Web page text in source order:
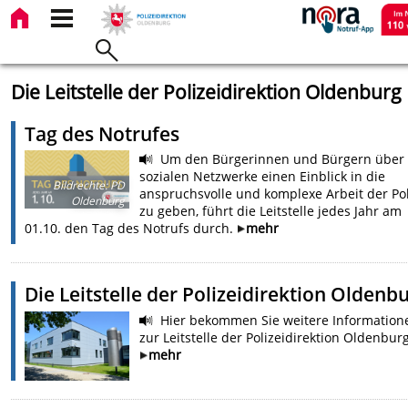
Die Leitstelle der Polizeidirektion Oldenburg
Tag des Notrufes
Bildrechte:PD
Oldenburg
Um den Bürgerinnen und Bürgern über
sozialen Netzwerke einen Einblick in die
anspruchsvolle und komplexe Arbeit der
zu geben, führt die Leitstelle jedes Jahr am
01.10. den Tag des Notrufs durch.
mehr
Die Leitstelle der Polizeidirektion
Hier bekommen Sie weitere
zur Leitstelle der Polizeidirektion
mehr